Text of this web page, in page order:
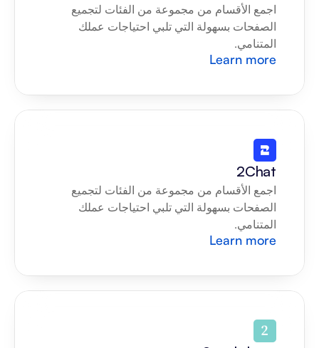
المتنامي.
Learn more
2Chat
المتنامي.
Learn more